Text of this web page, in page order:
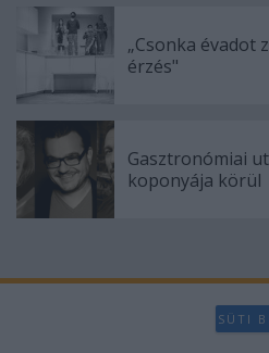
„Csonka évadot
érzés"
Gasztronómiai
koponyája körül
SÜTI